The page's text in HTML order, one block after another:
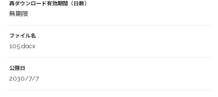
再ダウンロード有効期間（日数）
無期限
ファイル名
105.docx
公開日
2030/7/7